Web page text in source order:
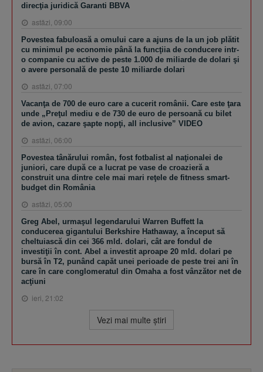
direcţia juridică Garanti BBVA
astăzi, 09:00
Povestea fabuloasă a omului care a ajuns de la un job plătit
cu minimul pe economie până la funcţiia de conducere intr-
o companie cu active de peste 1.000 de miliarde de dolari şi
o avere personală de peste 10 miliarde dolari
astăzi, 07:00
Vacanţa de 700 de euro care a cucerit românii. Care este ţara
unde „Preţul mediu e de 730 de euro de persoană cu bilet
de avion, cazare şapte nopţi, all inclusive” VIDEO
astăzi, 06:00
Povestea tânărului român, fost fotbalist al naţionalei de
juniori, care după ce a lucrat pe vase de croazieră a
construit una dintre cele mai mari reţele de fitness smart-
budget din România
astăzi, 05:00
Greg Abel, urmaşul legendarului Warren Buffett la
conducerea gigantului Berkshire Hathaway, a început să
cheltuiască din cei 366 mld. dolari, cât are fondul de
investiţii în cont. Abel a investit aproape 20 mld. dolari pe
bursă în T2, punând capăt unei perioade de peste trei ani în
care în care conglomeratul din Omaha a fost vânzător net de
acţiuni
ieri, 21:02
Vezi mai multe ştiri